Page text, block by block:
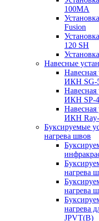
100МА
Fusion
120 SH
Навесные
Навесная
ИКН SG-
Навесная
ИКН SP-
Навесная
ИКН Ray-
Буксируемые
нагрева швов
нагрева
нагрева
нагрева
JPVT(B)